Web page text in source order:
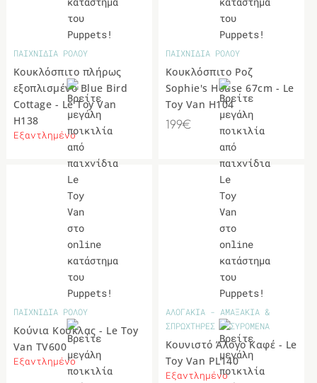
ΠΑΙΧΝΙΔΙΑ ΡΟΛΟΥ
Κουκλόσπιτο πλήρως
εξοπλισμένο Blue Bird
Cottage - Le Toy Van
H138
Εξαντλημένο
ΠΑΙΧΝΙΔΙΑ ΡΟΛΟΥ
Κουκλόσπιτο Ροζ
Sophie's House 67cm - Le
Toy Van H104
199€
ΠΑΙΧΝΙΔΙΑ ΡΟΛΟΥ
Κούνια Κούκλας - Le Toy
Van TV600
Εξαντλημένο
ΑΛΟΓΑΚΙΑ - ΑΜΑΞΑΚΙΑ &
ΣΠΡΩΧΤΗΡΕΣ - ΣΥΡΟΜΕΝΑ
Κουνιστό Άλογο Καφέ - Le
Toy Van PL140
Εξαντλημένο